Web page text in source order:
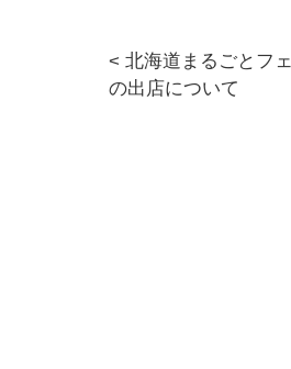
投
< 北海道まるごとフ
の出店について